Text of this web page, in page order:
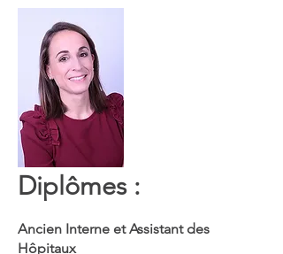
Diplômes :
Ancien Interne et Assistant des
Hôpitaux